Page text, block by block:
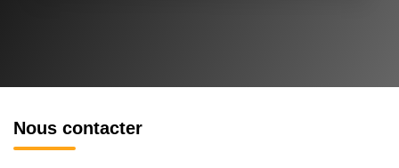
Nous contacter